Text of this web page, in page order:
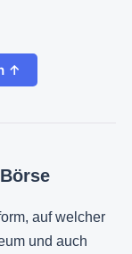
↑
auf welcher
und auch